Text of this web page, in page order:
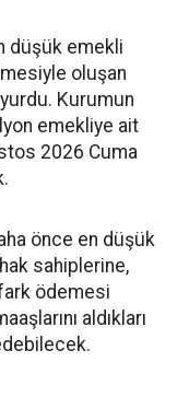
düşük emekli
oluşan
Kurumun
emekliye ait
2026 Cuma
önce en düşük
sahiplerine,
ödemesi
aldıkları